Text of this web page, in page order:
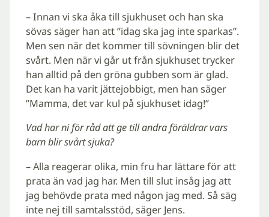
– Innan vi ska åka till sjukhuset och han ska
sövas säger han att ”idag ska jag inte sparkas”.
Men sen när det kommer till sövningen blir det
svårt. Men när vi går ut från sjukhuset trycker
han alltid på den gröna gubben som är glad.
Det kan ha varit jättejobbigt, men han säger
”Mamma, det var kul på sjukhuset idag!”
Vad har ni för råd att ge till andra föräldrar vars
barn blir svårt sjuka?
– Alla reagerar olika, min fru har lättare för att
prata än vad jag har. Men till slut insåg jag att
jag behövde prata med någon jag med. Så säg
inte nej till samtalsstöd, säger Jens.